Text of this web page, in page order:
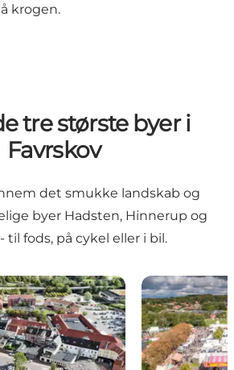
krogen.
tre største byer i
Favrskov
det smukke landskab og
byer Hadsten, Hinnerup og
til fods, på cykel eller i bil.
Favrskov Hammel - en